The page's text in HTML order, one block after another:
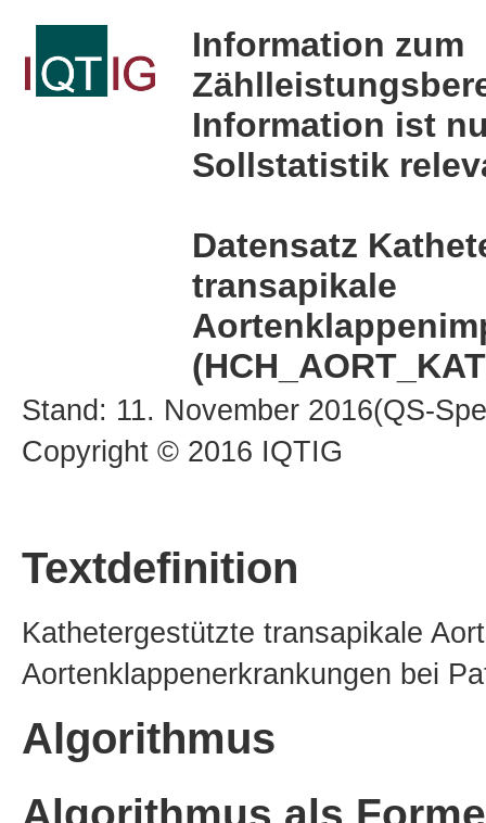
Information zum
Information ist
Sollstatistik
Datensatz
transapikale
Stand: 11. November 2016(QS-
Copyright © 2016 IQTIG
Textdefinition
Kathetergestützte transapikale
Aortenklappenerkrankungen bei
Algorithmus